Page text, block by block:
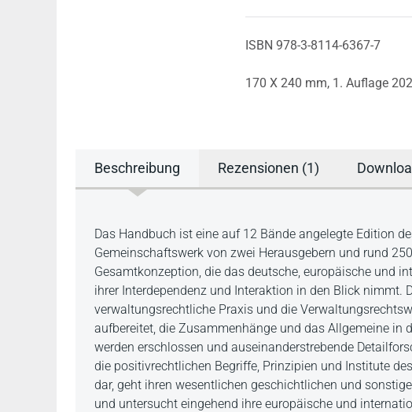
ISBN 978-3-8114-6367-7
170 X 240 mm, 1. Auflage
Beschreibung Rezensionen (1)
Beschreibung
Das Handbuch ist eine auf 12 Bände angelegte Edition
Gemeinschaftswerk von zwei Herausgebern und rund
Gesamtkonzeption, die das deutsche, europäische und
ihrer Interdependenz und Interaktion in den Blick nimmt.
verwaltungsrechtliche Praxis und die
aufbereitet, die Zusammenhänge und das Allgemeine in
werden erschlossen und auseinanderstrebende
die positivrechtlichen Begriffe, Prinzipien und Institute
dar, geht ihren wesentlichen geschichtlichen und
und untersucht eingehend ihre europäische und